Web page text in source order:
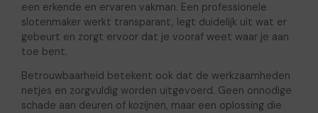
een erkende en ervaren vakman. Een professionele
slotenmaker werkt transparant, legt duidelijk uit wat er
gebeurt en zorgt ervoor dat je vooraf weet waar je aan
toe bent.
Betrouwbaarheid betekent ook dat de werkzaamheden
netjes en zorgvuldig worden uitgevoerd. Geen onnodige
schade aan deuren of kozijnen, maar een oplossing die